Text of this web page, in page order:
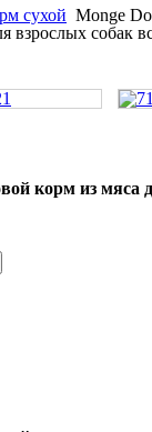
сухой Monge
взрослых собак
корм из мяса